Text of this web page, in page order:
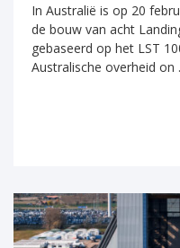
In Australië is op 20
de bouw van acht
gebaseerd op het LST
Australische overheid on